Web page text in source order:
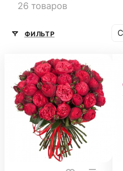
26 товаров
ФИЛЬТР